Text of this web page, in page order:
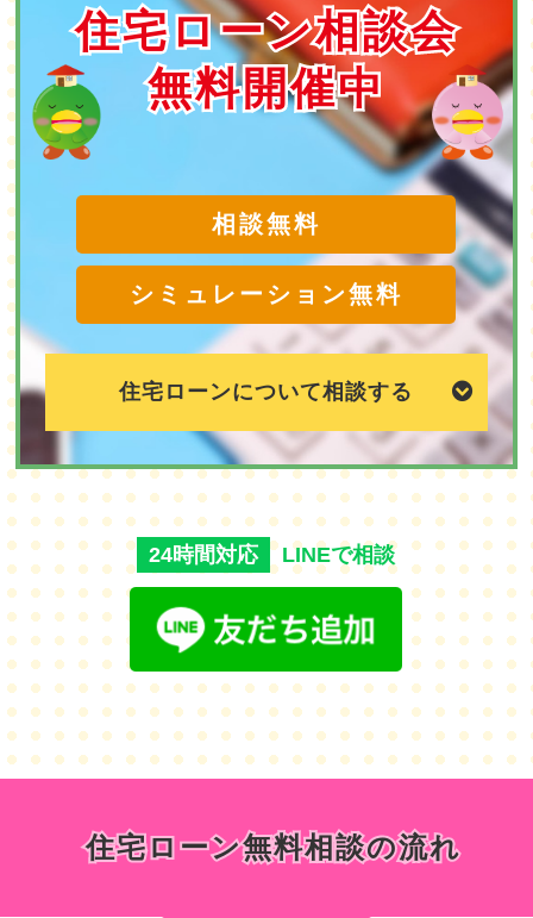
住宅ローン相談会
無料開催中
住宅ローン相談会
無料開催中
相談無料
シミュレーション無料
住宅ローンについて相談する
24時間対応 LINEで相談
住宅ローン無料相談の流れ
住宅ローン無料相談の流れ